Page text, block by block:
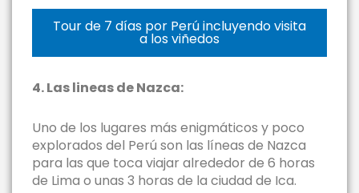
Tour de 7 días por Perú incluyendo visita
a los viñedos
4. Las lineas de Nazca:
Uno de los lugares más enigmáticos y poco
explorados del Perú son las líneas de Nazca
para las que toca viajar alrededor de 6 horas
de Lima o unas 3 horas de la ciudad de Ica.